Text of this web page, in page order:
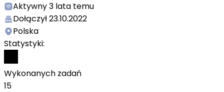
Aktywny3 lata temu
Dołączył23.10.2022
Polska
Statystyki:
Wykonanych zadań
15